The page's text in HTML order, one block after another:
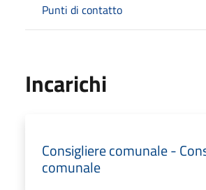
Punti di contatto
Incarichi
Consigliere comunale -
comunale